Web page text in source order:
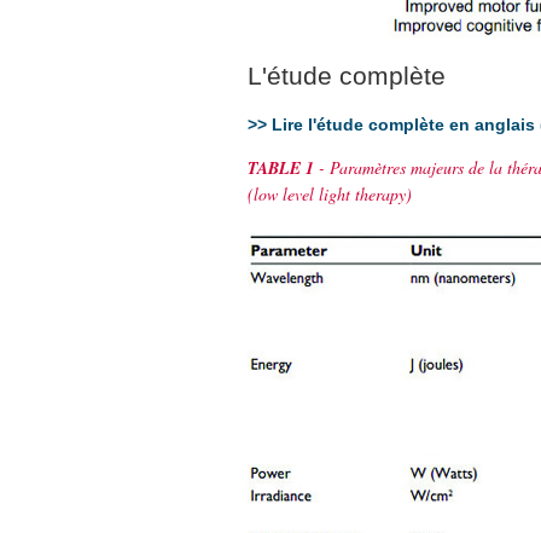
L'étude complète
>> Lire l'étude complète en anglais
TABLE 1 - Paramètres majeurs de la
(low level light therapy)